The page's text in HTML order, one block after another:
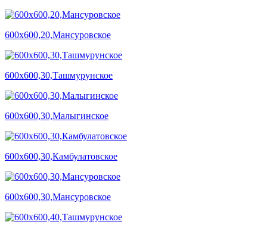
600х600,20,Мансуровское
600х600,30,Ташмурунское
600х600,30,Малыгинское
600х600,30,Камбулатовское
600х600,30,Мансуровское